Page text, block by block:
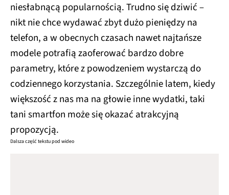
niesłabnącą popularnością. Trudno się dziwić –
nikt nie chce wydawać zbyt dużo pieniędzy na
telefon, a w obecnych czasach nawet najtańsze
modele potrafią zaoferować bardzo dobre
parametry, które z powodzeniem wystarczą do
codziennego korzystania. Szczególnie latem, kiedy
większość z nas ma na głowie inne wydatki, taki
tani smartfon może się okazać atrakcyjną
propozycją.
Dalsza część tekstu pod wideo